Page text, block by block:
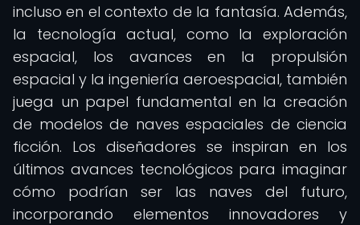
incluso en el contexto de la fantasía. Además,
la tecnología actual, como la exploración
espacial, los avances en la propulsión
espacial y la ingeniería aeroespacial, también
juega un papel fundamental en la creación
de modelos de naves espaciales de ciencia
ficción. Los diseñadores se inspiran en los
últimos avances tecnológicos para imaginar
cómo podrían ser las naves del futuro,
incorporando elementos innovadores y